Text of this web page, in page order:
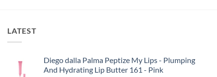
LATEST
Diego dalla Palma Peptize My Lips - Plumping
And Hydrating Lip Butter 161 - Pink